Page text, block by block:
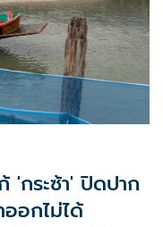
'กระซ้า' ปิดปาก
อกไม่ได้